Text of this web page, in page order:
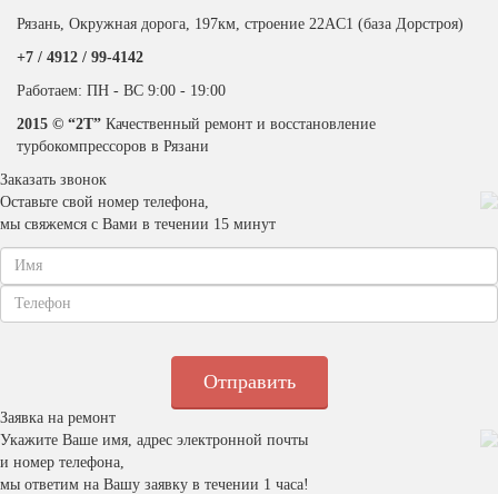
Рязань, Окружная дорога, 197км, строение 22АC1 (база Дорстроя)
+7 / 4912 / 99-4142
Работаем: ПН - ВС 9:00 - 19:00
2015 © “2T” Качественный ремонт и восстановление
турбокомпрессоров в Рязани
Заказать звонок
Оставьте свой номер телефона,
мы свяжемся с Вами в течении 15 минут
Заявка на ремонт
Укажите Ваше имя, адрес электронной почты
и номер телефона,
мы ответим на Вашу заявку в течении 1 часа!